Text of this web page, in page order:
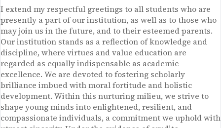
I extend my respectful greetings to all students who are
presently a part of our institution, as well as to those who
may join us in the future, and to their esteemed parents.
Our institution stands as a reflection of knowledge and
discipline, where virtues and value education are
regarded as equally indispensable as academic
excellence. We are devoted to fostering scholarly
brilliance imbued with moral fortitude and holistic
development. Within this nurturing milieu, we strive to
shape young minds into enlightened, resilient, and
compassionate individuals, a commitment we uphold with